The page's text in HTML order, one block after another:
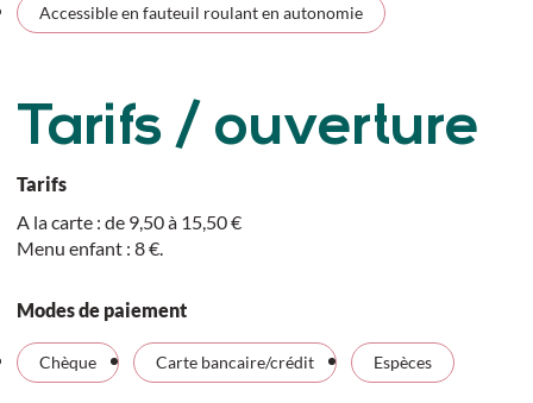
Accessible en fauteuil roulant en autonomie
Tarifs / ouverture
Tarifs
A la carte : de 9,50 à 15,50 €
Menu enfant : 8 €.
Modes de paiement
Chèque Carte bancaire/crédit Espèces